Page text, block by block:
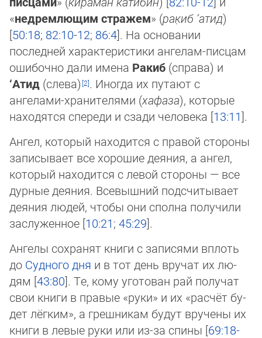
«нед­рем­лю­щим стражем» (рак̣иб ‘атид)
[50:18; 82:10-12; 86:4]. На основании
последней ха­рак­те­рис­тики ангелам-писцам
ошибочно дали имена Ракиб (справа) и
‘Атид (слева)
. Иногда их путают с
ангелами-хранителями (хафаза), которые
находятся спереди и сзади человека [13:11].
Ангел, который находится с правой стороны
записывает все хорошие деяния, а ангел,
который находится с левой стороны — все
дурные деяния. Всевышний подсчитывает
деяния людей, чтобы они сполна получили
заслуженное [10:21; 45:29].
Ангелы сохранят книги с записями вплоть
до Судного дня и в тот день вручат их лю­
дям [43:80]. Те, кому уготован рай получат
свои книги в правые «руки» и их «расчёт бу­
дет лёг­ким», а грешникам будут вручены их
книги в левые руки или из-за спины [69:18-